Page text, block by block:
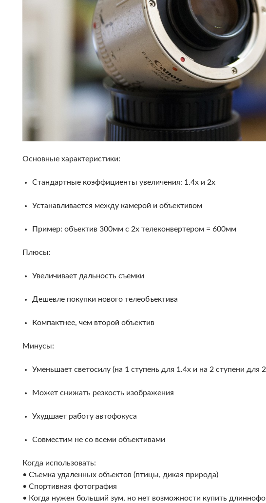
Основные характеристики:
Стандартные коэффициенты увеличения: 1.4х и 2х
Устанавливается между камерой и объективом
Пример: объектив 300мм с 2х телеконвертером = 600мм
Плюсы:
Увеличивает дальность съемки
Дешевле покупки нового телеобъектива
Компактнее, чем второй объектив
Минусы:
Уменьшает светосилу (на 1 ступень для 1.4х и на 2 ступени для
Может снижать резкость изображения
Ухудшает работу автофокуса
Совместим не со всеми объективами
Когда использовать:
• Съемка удаленных объектов (птицы, дикая природа)
• Спортивная фотография
• Когда нужен больший зум, но нет возможности купить